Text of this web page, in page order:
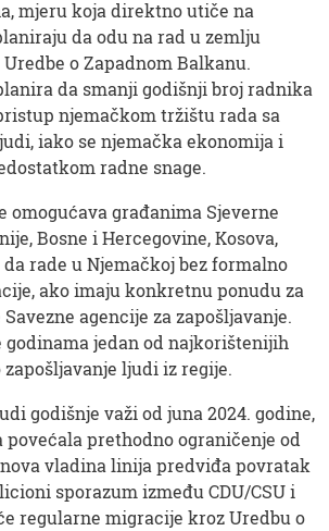
mjeru koja direktno utiče na
da odu na rad u zemlju
o Zapadnom Balkanu.
da smanji godišnji broj radnika
njemačkom tržištu rada sa
iako se njemačka ekonomija i
radne snage.
omogućava građanima Sjeverne
Bosne i Hercegovine, Kosova,
da rade u Njemačkoj bez formalno
ako imaju konkretnu ponudu za
agencije za zapošljavanje.
godinama jedan od najkorištenijih
ljudi iz regije.
godišnje važi od juna 2024. godine,
povećala prethodno ograničenje od
vladina linija predviđa povratak
sporazum između CDU/CSU i
regularne migracije kroz Uredbu o